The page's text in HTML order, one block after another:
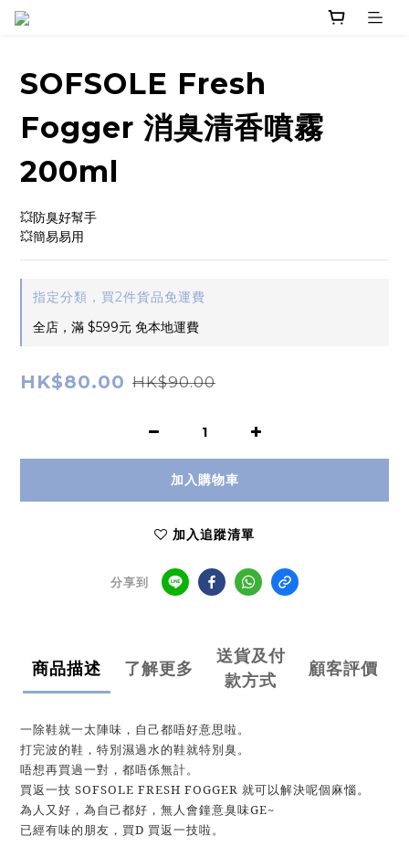
SOFSOLE Fresh
Fogger 消臭清香噴霧
200ml
💥防臭好幫手
💥簡易易用
指定分類，買2件貨品免運費
全店，滿 $599元 免本地運費
HK$80.00 HK$90.00
加入購物車
加入追蹤清單
分享到
商品描述 了解更多
送貨及付
款方式
顧客評價
一除鞋就一太陣味，自己都唔好意思啦。
打完波的鞋，特別濕過水的鞋就特別臭。
唔想再買過一對，都唔係無計。
買返一技 SOFSOLE FRESH FOGGER 就可以解決呢個麻惱。
為人又好，為自己都好，無人會鐘意臭味GE~
已經有味的朋友，買D 買返一技啦。